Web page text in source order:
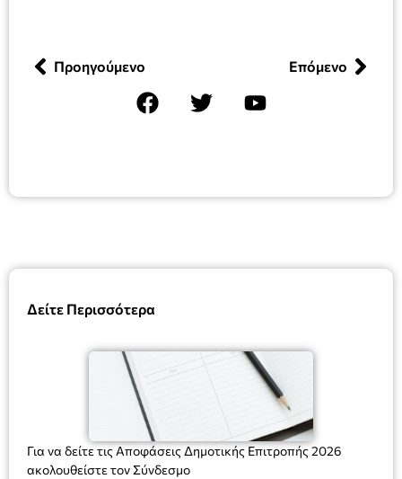
Δείτε Περισσότερα
Για να δείτε τις Αποφάσεις Δημοτικής Επιτροπής 2026
ακολουθείστε τον Σύνδεσμο
Προηγούμενο Επόμενο